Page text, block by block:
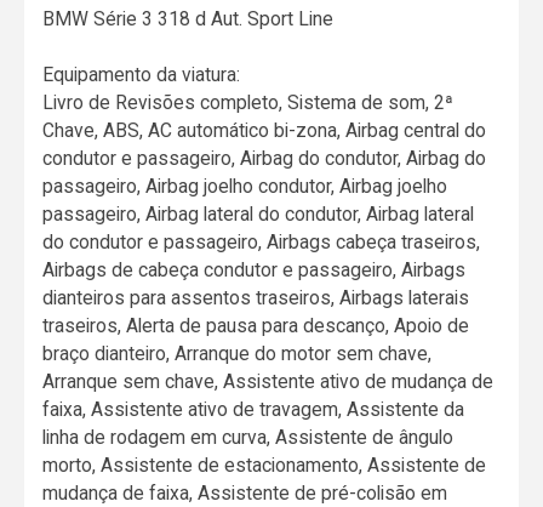
BMW Série 3 318 d Aut. Sport Line
Equipamento da viatura:
Livro de Revisões completo, Sistema de som, 2ª
Chave, ABS, AC automático bi-zona, Airbag central do
condutor e passageiro, Airbag do condutor, Airbag do
passageiro, Airbag joelho condutor, Airbag joelho
passageiro, Airbag lateral do condutor, Airbag lateral
do condutor e passageiro, Airbags cabeça traseiros,
Airbags de cabeça condutor e passageiro, Airbags
dianteiros para assentos traseiros, Airbags laterais
traseiros, Alerta de pausa para descanço, Apoio de
braço dianteiro, Arranque do motor sem chave,
Arranque sem chave, Assistente ativo de mudança de
faixa, Assistente ativo de travagem, Assistente da
linha de rodagem em curva, Assistente de ângulo
morto, Assistente de estacionamento, Assistente de
mudança de faixa, Assistente de pré-colisão em